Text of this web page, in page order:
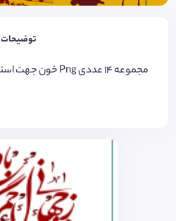
توضیحات
مجموعه ۱٤ عددی Png خون جهت استفاده و طراحی